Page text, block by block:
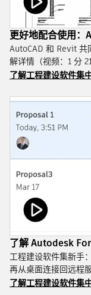
更好地配合使用：
AutoCAD 和 Revit 共
解详情（视频：1 分
了解工程建设软件集
了解 Autodesk
工程建设软件集新手
再从桌面连接回远程
了解工程建设软件集